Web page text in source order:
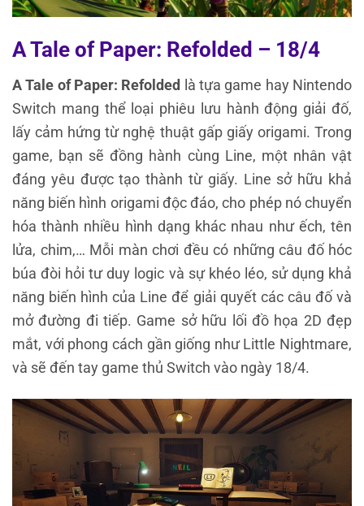
A Tale of Paper: Refolded – 18/4
A Tale of Paper: Refolded
là tựa game hay Nintendo
Switch mang thể loại phiêu lưu hành động giải đố,
lấy cảm hứng từ nghệ thuật gấp giấy origami. Trong
game, bạn sẽ đồng hành cùng Line, một nhân vật
đáng yêu được tạo thành từ giấy. Line sở hữu khả
năng biến hình origami độc đáo, cho phép nó chuyển
hóa thành nhiều hình dạng khác nhau như ếch, tên
lửa, chim,… Mỗi màn chơi đều có những câu đố hóc
búa đòi hỏi tư duy logic và sự khéo léo, sử dụng khả
năng biến hình của Line để giải quyết các câu đố và
mở đường đi tiếp. Game sở hữu lối đồ họa 2D đẹp
mắt, với phong cách gần giống như Little Nightmare,
và sẽ đến tay game thủ Switch vào ngày 18/4.